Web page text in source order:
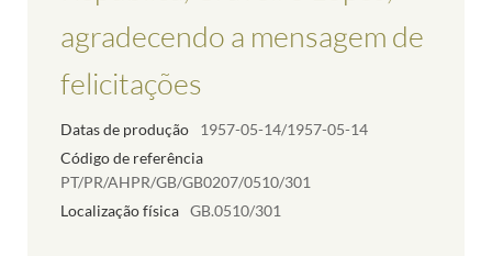
agradecendo a mensagem de
felicitações
Datas de produção
1957-05-14/1957-05-14
Código de referência
PT/PR/AHPR/GB/GB0207/0510/301
Localização física GB.0510/301